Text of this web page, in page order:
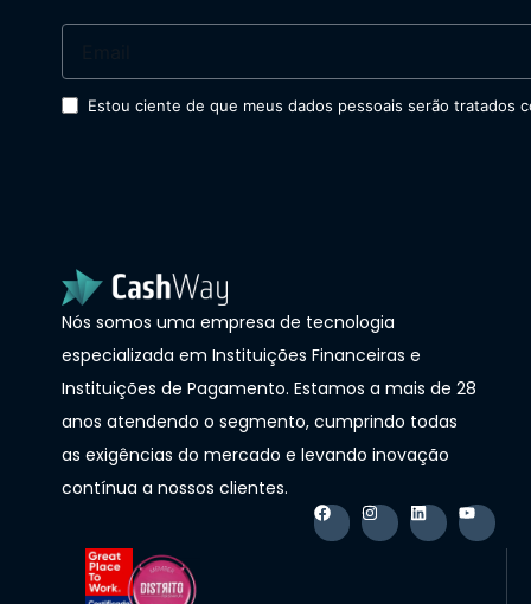
Estou ciente de que meus dados pessoais serão tratados
Nós somos uma empresa de tecnologia
especializada em Instituições Financeiras e
Instituições de Pagamento. Estamos a mais de 28
anos atendendo o segmento, cumprindo todas
as exigências do mercado e levando inovação
contínua a nossos clientes.